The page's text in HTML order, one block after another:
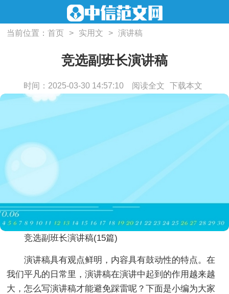
当前位置：首页 > 实用文 > 演讲稿
竞选副班长演讲稿
时间：2025-03-30 14:57:10 阅读全文 下载本文
竞选副班长演讲稿(15篇)
演讲稿具有观点鲜明，内容具有鼓动性的特点。在
我们平凡的日常里，演讲稿在演讲中起到的作用越来越
大，怎么写演讲稿才能避免踩雷呢？下面是小编为大家